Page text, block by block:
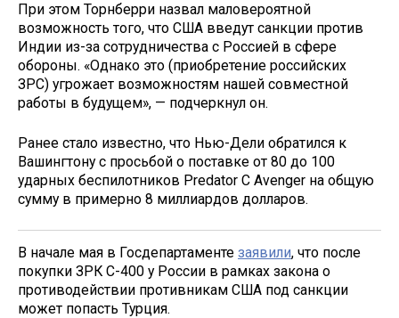
При этом Торнберри назвал маловероятной
возможность того, что США введут санкции против
Индии из-за сотрудничества с Россией в сфере
обороны. «Однако это (приобретение российских
ЗРС) угрожает возможностям нашей совместной
работы в будущем», — подчеркнул он.
Ранее стало известно, что Нью-Дели обратился к
Вашингтону с просьбой о поставке от 80 до 100
ударных беспилотников Predator C Avenger на общую
сумму в примерно 8 миллиардов долларов.
В начале мая в Госдепартаменте заявили, что после
покупки ЗРК С-400 у России в рамках закона о
противодействии противникам США под санкции
может попасть Турция.